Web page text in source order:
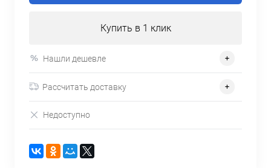
Купить в 1 клик
Нашли дешевле
Рассчитать доставку
Недоступно